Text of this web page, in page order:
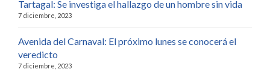
Tartagal: Se investiga el hallazgo de un hombre sin vida
7 diciembre, 2023
Avenida del Carnaval: El próximo lunes se conocerá el
veredicto
7 diciembre, 2023